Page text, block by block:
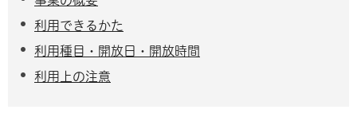
利用できるかた
利用種目・開放日・開放時間
利用上の注意